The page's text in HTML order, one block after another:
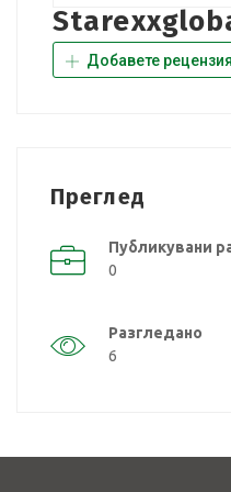
Добавете рецензия
Преглед
Публикувани
0
Разгледано
6